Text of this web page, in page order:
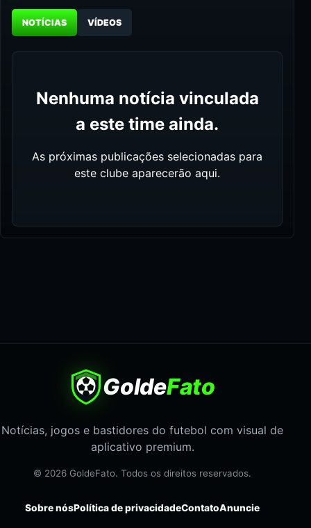
NOTÍCIAS VÍDEOS
Nenhuma notícia vinculada
a este time ainda.
As próximas publicações selecionadas para
este clube aparecerão aqui.
GoldeFato
Notícias, jogos e bastidores do futebol com visual de
aplicativo premium.
© 2026 GoldeFato. Todos os direitos reservados.
Sobre nósPolítica de privacidadeContatoAnuncie